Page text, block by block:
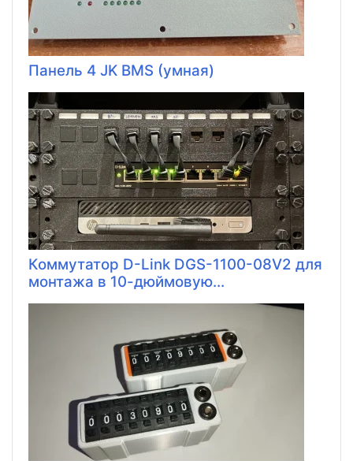
Панель 4 JK BMS (умная)
Коммутатор D-Link DGS-1100-08V2 для
монтажа в 10-дюймовую...